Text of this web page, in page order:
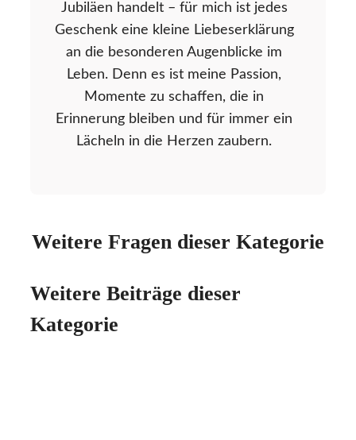
Jubiläen handelt – für mich ist jedes
Geschenk eine kleine Liebeserklärung
an die besonderen Augenblicke im
Leben. Denn es ist meine Passion,
Momente zu schaffen, die in
Erinnerung bleiben und für immer ein
Lächeln in die Herzen zaubern.
Weitere Fragen dieser Kategorie
Weitere Beiträge dieser
Kategorie